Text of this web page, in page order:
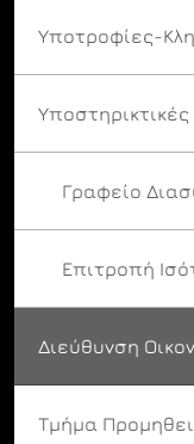
Υποτροφίες-
Γραφείο
Επιτροπή
Διεύθυνση
Τμήμα